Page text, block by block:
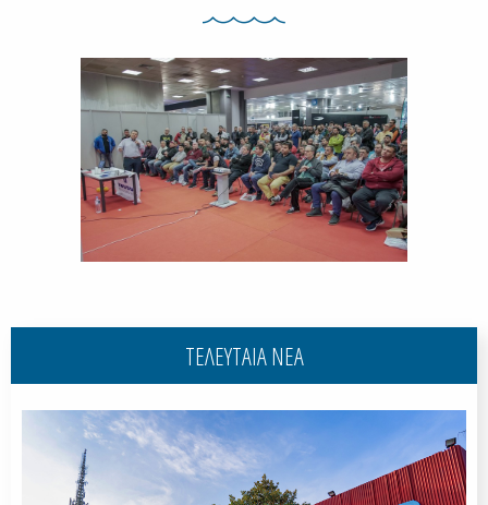
ΤΕΛΕΥΤΑΙΑ ΝΕΑ